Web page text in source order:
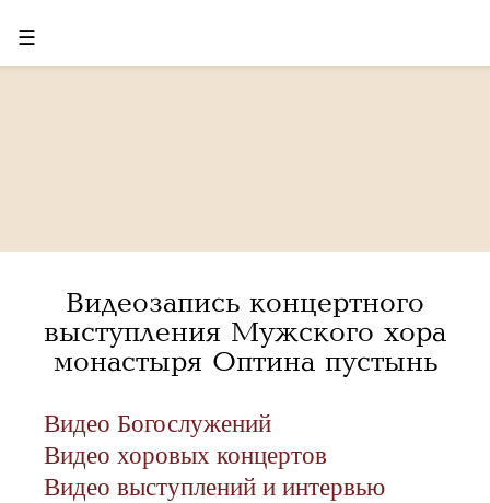
☰
Видеозапись концертного
выступления Мужского хора
монастыря Оптина пустынь
Видео Богослужений
Видео хоровых концертов
Видео выступлений и интервью